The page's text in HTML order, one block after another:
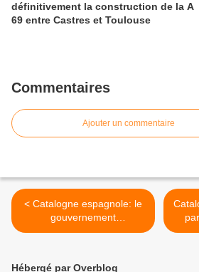
définitivement la construction de la A
69 entre Castres et Toulouse
Commentaires
Ajouter un commentaire
< Catalogne espagnole: le
gouvernement
réactionnaire de Mariano
Hébergé par Overblog